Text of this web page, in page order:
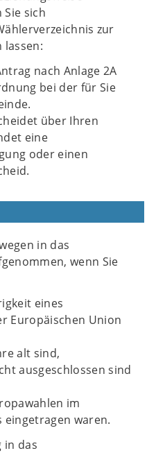
sich
zur
lassen:
nach Anlage 2A
bei der für Sie
über Ihren
eine
oder einen
in das
wenn Sie
eines
Europäischen Union
alt sind,
ausgeschlossen sind
im
eingetragen waren.
in das